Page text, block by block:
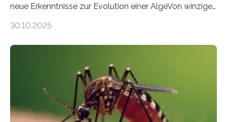
neue Erkenntnisse zur Evolution einer AlgeVon winzigen
Landpflanzen zählen zu den komplexesten
Grünalgen, die vor Hunderten von Millionen Jahren
lebten. Unter den Vorfahren sticht eine Gruppe heraus,
die noch heute in der Natur vorkommt: die
Süßwasseralge Coleochaetophyceae. Einige Arten
dieser Gruppe bilden aus Zellfäden dichte Geflechte
30.10.2025